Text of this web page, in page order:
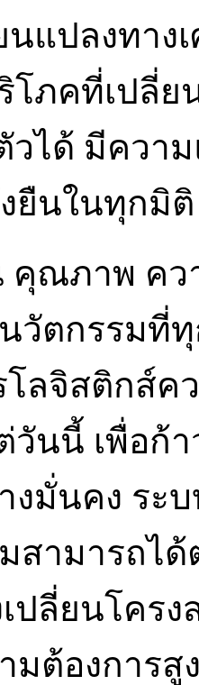
แปลงทาง
ภคที่เปลี่ย
วได้ มีควา
ยืนในทุกมิติ
ณภาพ คว
วัตกรรมที่
โลจิสติกส์
วันนี้ เพื่อก้
มั่นคง ระ
สามารถได้
ปลี่ยนโคร
มต้องการสู